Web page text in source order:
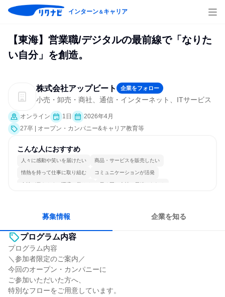
インターン＆キャリア
【東海】営業職/デジタルの最前線で「なりた
い自分」を創造。
株式会社アップビート 企業をフォロー
小売・卸売・商社、通信・インターネット、ITサービス
オンライン 1日
2026年4月
27卒 | オープン・カンパニー&キャリア教育等
こんな人におすすめ
人々に感動や笑いを届けたい 商品・サービスを販売したい
情熱を持って仕事に取り組む コミュニケーションが活発
女性が働きやすい環境で働ける 長く同じ会社に居続けられる
募集情報 企業を知る
プログラム内容
プログラム内容
＼参加者限定のご案内／
今回のオープン・カンパニーに
ご参加いただいた方へ、
特別なフローをご用意しています。